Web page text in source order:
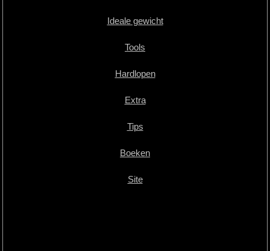
Ideale gewicht
Tools
Hardlopen
Extra
Tips
Boeken
Site